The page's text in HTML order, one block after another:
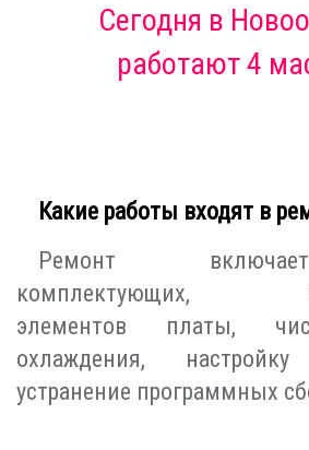
Сегодня в
работают 4
Какие работы входят в
Ремонт
комплектующих,
элементов платы,
охлаждения,
устранение программных